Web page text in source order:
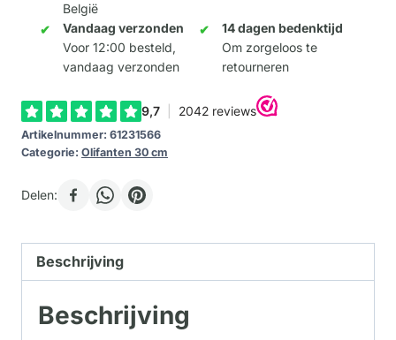
België
Vandaag verzonden
Voor 12:00 besteld,
vandaag verzonden
14 dagen bedenktijd
Om zorgeloos te
retourneren
Artikelnummer: 61231566
Categorie: Olifanten 30 cm
Delen:
Beschrijving
Beschrijving